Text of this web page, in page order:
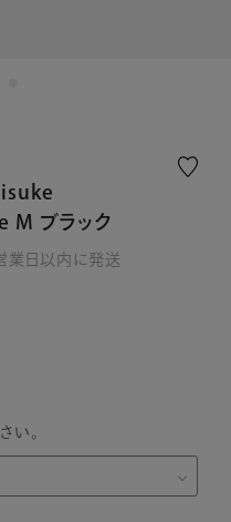
ブラック
業日以内に発送
い。